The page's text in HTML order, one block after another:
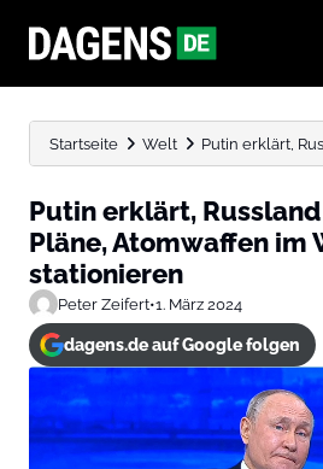
Startseite Welt Putin erklärt,
Putin erklärt,
Pläne, Atomwaffen im
stationieren
Peter Zeifert•1. März 2024
dagens.de auf Google folgen